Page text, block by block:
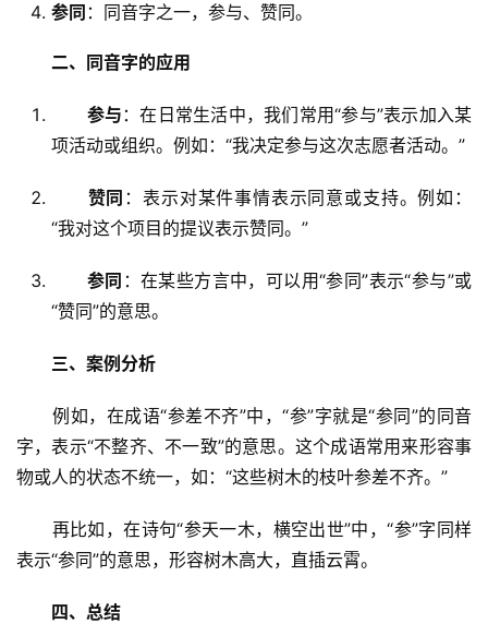
参同 ：同音字之一，参与、赞同。
二、同音字的应用
参与 ：在日常生活中，我们常用“参与”表示加入某
项活动或组织。例如：“我决定参与这次志愿者活动。”
赞同 ：表示对某件事情表示同意或支持。例如：
“我对这个项目的提议表示赞同。”
参同 ：在某些方言中，可以用“参同”表示“参与”或
“赞同”的意思。
三、案例分析
例如，在成语“参差不齐”中，“参”字就是“参同”的同音
字，表示“不整齐、不一致”的意思。这个成语常用来形容事
物或人的状态不统一，如：“这些树木的枝叶参差不齐。”
再比如，在诗句“参天一木，横空出世”中，“参”字同样
表示“参同”的意思，形容树木高大，直插云霄。
四、总结